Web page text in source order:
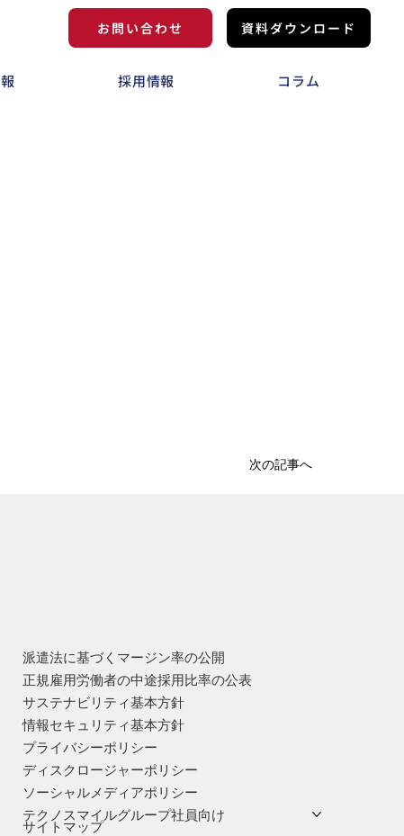
お問い合わせ 資料ダウンロード
採用情報 コラム
次の記事へ
派遣法に基づくマージン率の公開
正規雇用労働者の中途採用比率の公表
サステナビリティ基本方針
情報セキュリティ基本方針
プライバシーポリシー
ディスクロージャーポリシー
ソーシャルメディアポリシー
テクノスマイルグループ社員向け
サイトマップ